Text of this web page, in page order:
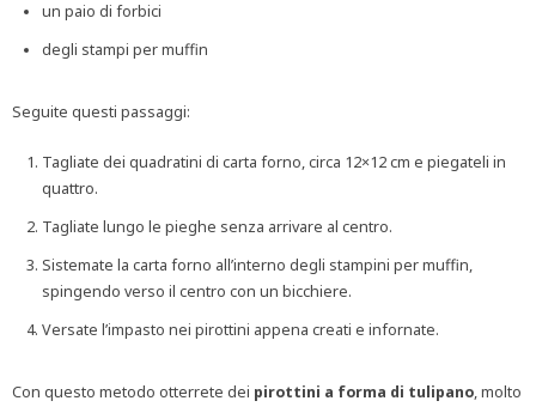
un paio di forbici
degli stampi per muffin
Seguite questi passaggi:
Tagliate dei quadratini di carta forno, circa 12×12 cm e piegateli in
quattro.
Tagliate lungo le pieghe senza arrivare al centro.
Sistemate la carta forno all’interno degli stampini per muffin,
spingendo verso il centro con un bicchiere.
Versate l’impasto nei pirottini appena creati e infornate.
Con questo metodo otterrete dei pirottini a forma di tulipano, molto